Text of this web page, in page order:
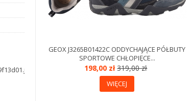
GEOX J3265B01422C ODDYCHAJĄCE PÓŁBUTY
SPORTOWE CHŁOPIĘCE...
198,00 zł319,00 zł
WIĘCEJ